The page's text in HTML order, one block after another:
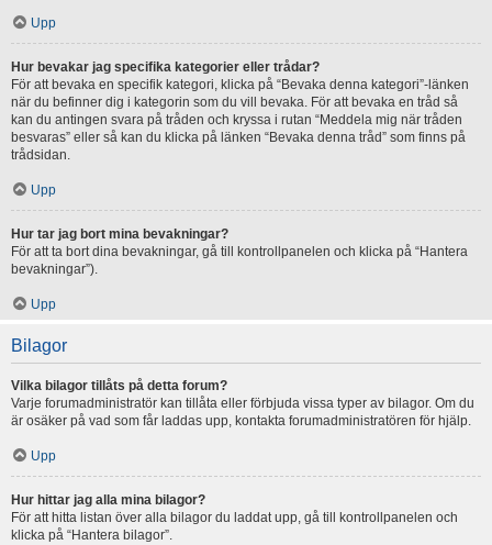
Upp
Hur bevakar jag specifika kategorier eller trådar?
För att bevaka en specifik kategori, klicka på “Bevaka denna kategori”-länken
när du befinner dig i kategorin som du vill bevaka. För att bevaka en tråd så
kan du antingen svara på tråden och kryssa i rutan “Meddela mig när tråden
besvaras” eller så kan du klicka på länken “Bevaka denna tråd” som finns på
trådsidan.
Upp
Hur tar jag bort mina bevakningar?
För att ta bort dina bevakningar, gå till kontrollpanelen och klicka på “Hantera
bevakningar”).
Upp
Bilagor
Vilka bilagor tillåts på detta forum?
Varje forumadministratör kan tillåta eller förbjuda vissa typer av bilagor. Om du
är osäker på vad som får laddas upp, kontakta forumadministratören för hjälp.
Upp
Hur hittar jag alla mina bilagor?
För att hitta listan över alla bilagor du laddat upp, gå till kontrollpanelen och
klicka på “Hantera bilagor”.